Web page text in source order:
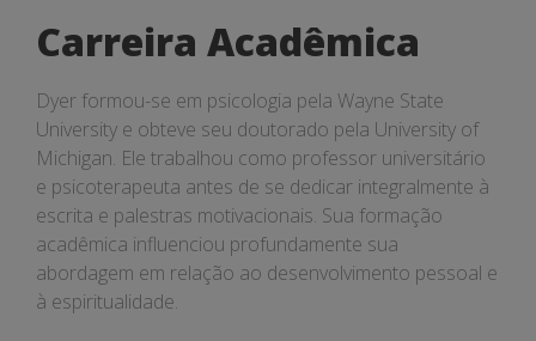
Carreira Acadêmica
Dyer formou-se em psicologia pela Wayne State
University e obteve seu doutorado pela University of
Michigan. Ele trabalhou como professor universitário
e psicoterapeuta antes de se dedicar integralmente à
escrita e palestras motivacionais. Sua formação
acadêmica influenciou profundamente sua
abordagem em relação ao desenvolvimento pessoal e
à espiritualidade.